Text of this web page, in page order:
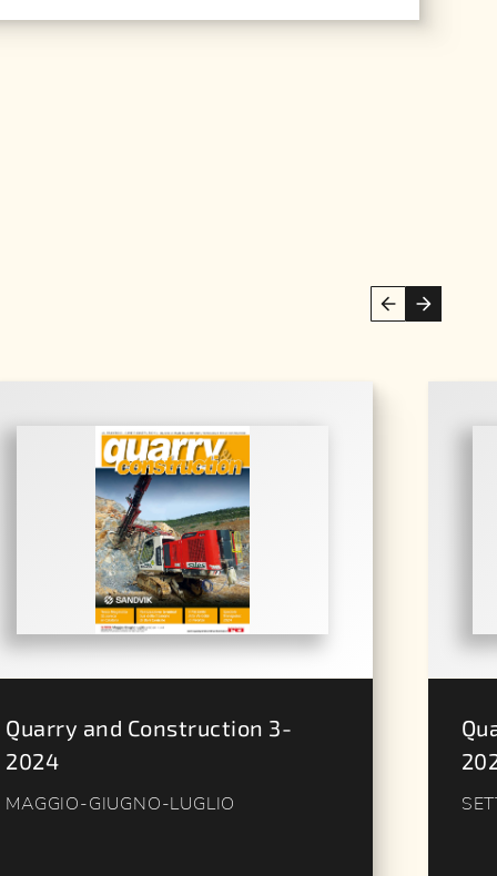
Quarry and Construction 3-
2024
MAGGIO-GIUGNO-LUGLIO